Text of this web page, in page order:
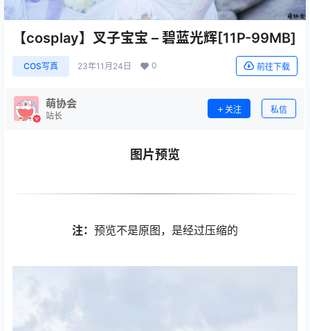
【cosplay】叉子宝宝 – 碧蓝光辉[11P-99MB]
COS写真 23年11月24日 0 前往下载
萌协会
站长
关注 私信
图片预览
注： 预览不是原图，是经过压缩的